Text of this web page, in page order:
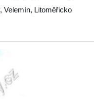
, Velemín, Litoměřicko